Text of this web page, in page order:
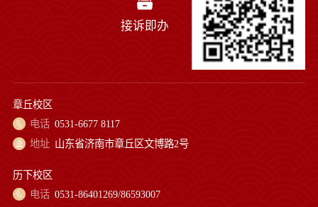
接诉即办
章丘校区
电话 0531-6677 8117
地址 山东省济南市章丘区文博路2号
历下校区
电话 0531-86401269/86593007